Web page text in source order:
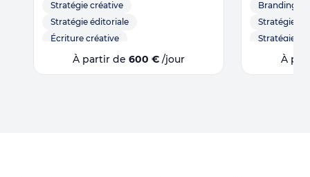
Stratégie créative
Stratégie éditoriale
Écriture créative
Stratégie réseaux sociaux
À partir de 600 € /jour
Branding
Stratégie
Stratégie
À